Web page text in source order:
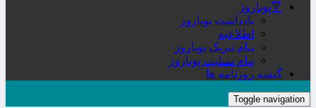
🔻پویاروز
یادداشت پویاروز
اطلاعیه
پیام تبریک پویاروز
پیام تسلیت پویاروز
گیشه روزنامه ها
Toggle navigation